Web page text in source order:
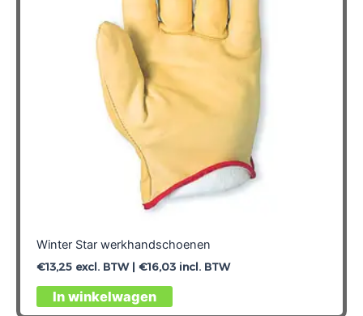
Winter Star werkhandschoenen
€13,25excl. BTW | €16,03incl. BTW
In winkelwagen
Dit
product